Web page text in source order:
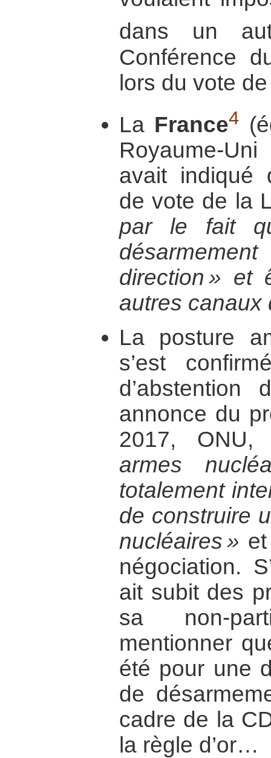
dans un
Conférence
lors du vote
La France4
Royaume-
avait indiqué
de vote de la
par le fait
direction » et
autres canaux
La posture
s’est
annonce du
2017,
armes
totalement
de construire
nucléaires »
négociation.
ait subit des
sa non-
mentionner
été pour une
de
cadre de la
la règle d’or…